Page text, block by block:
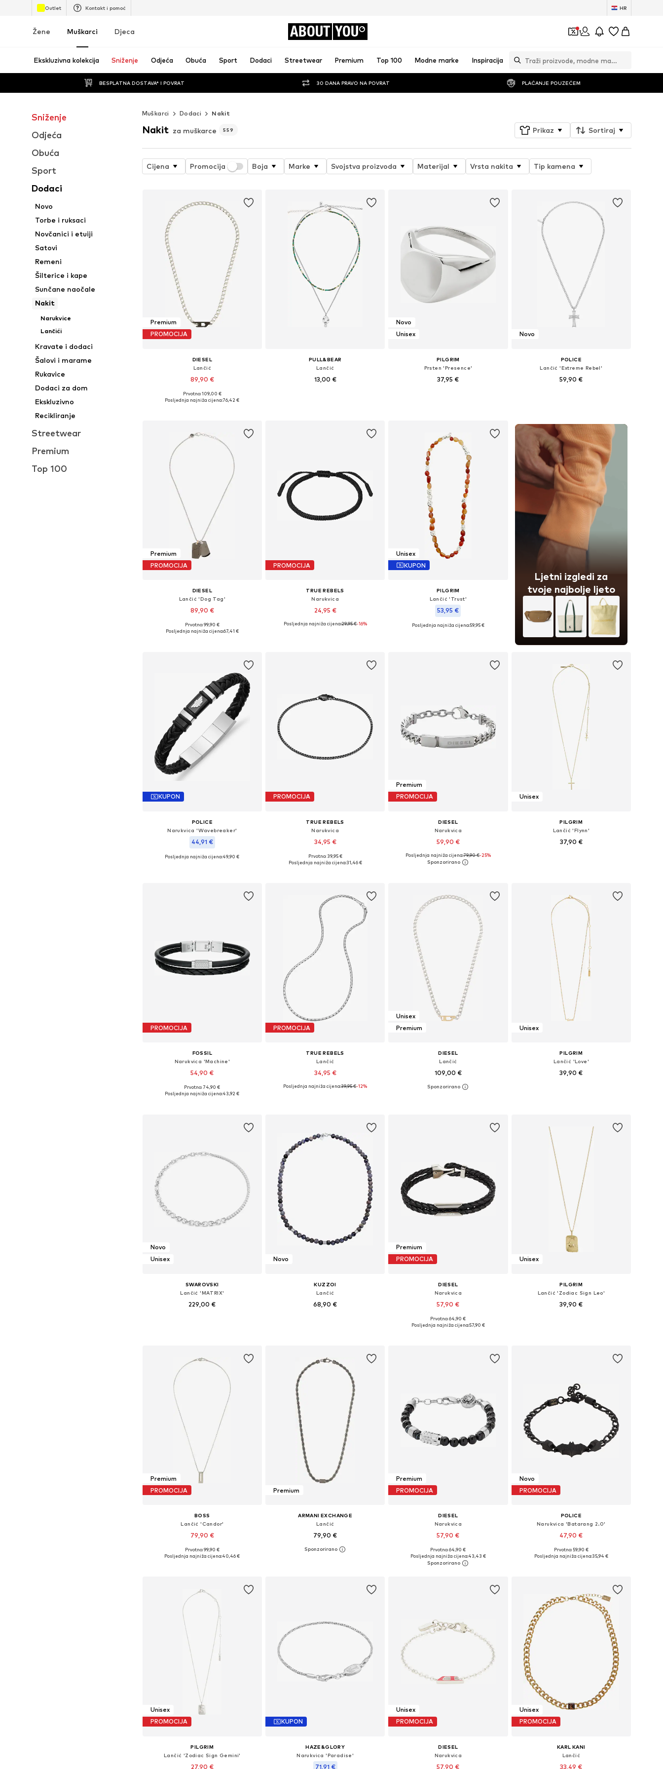
Outlet Kontakt i pomoć HR
Žene Muškarci Djeca ABOUT YOU 1
Ekskluzivna kolekcija Sniženje Odjeća Obuća Sport Dodaci Streetwear Premium Top 100 Modne marke Inspiracija
BESPLATNA DOSTAVA* I POVRAT 30 DANA PRAVO NA POVRAT PLAĆANJE POUZEĆEM
Sniženje
Odjeća
Obuća
Sport
Dodaci
Novo
Torbe i ruksaci
Novčanici i etuiji
Satovi
Remeni
Šilterice i kape
Sunčane naočale
Nakit
Narukvice
Lančići
Kravate i dodaci
Šalovi i marame
Rukavice
Dodaci za dom
Ekskluzivno
Recikliranje
Streetwear
Premium
Top 100
Muškarci Dodaci Nakit
Nakit za muškarce 559 Prikaz Sortiraj
Cijena Promocija Boja Marke Svojstva proizvoda Materijal Vrsta nakita Tip kamena
Premium
PROMOCIJA
DIESEL
Lančić
89,90 €
Dostupne veličine: One Size
Prvotno: 109,00 €
Posljednja najniža cijena:76,42 €
PULL&BEAR
Lančić
13,00 €
Novo
Unisex
PILGRIM
Prsten 'Presence'
37,95 €
Novo
POLICE
Lančić 'Extreme Rebel'
59,90 €
Premium
PROMOCIJA
DIESEL
Lančić 'Dog Tag'
89,90 €
Dostupne veličine: One Size
Prvotno: 99,90 €
Posljednja najniža cijena:67,41 €
PROMOCIJA
TRUE REBELS
Narukvica
24,95 €
Dostupne veličine: One Size
Posljednja najniža cijena:29,95 €-16%
Unisex
KUPON
PILGRIM
Lančić 'Trust'
53,95 €
Dostupne veličine: One Size
Posljednja najniža cijena:59,95 €
Ljetni izgledi za
tvoje najbolje ljeto
KUPON
POLICE
Narukvica 'Wavebreaker'
44,91 €
Dostupne veličine: 19 cm
Posljednja najniža cijena:49,90 €
PROMOCIJA
TRUE REBELS
Narukvica
34,95 €
Dostupne veličine: 19, 21
Prvotno: 39,95 €
Posljednja najniža cijena:31,46 €
Premium
PROMOCIJA
DIESEL
Narukvica
59,90 €
Dostupne veličine: One Size
Posljednja najniža cijena:79,90 €-25%
Unisex
PILGRIM
Lančić 'Flynn'
37,90 €
PROMOCIJA
FOSSIL
Narukvica 'Machine'
54,90 €
Dostupne veličine: One Size
Prvotno: 74,90 €
Posljednja najniža cijena:43,92 €
PROMOCIJA
TRUE REBELS
Lančić
34,95 €
Dostupne veličine: 50
Posljednja najniža cijena:39,95 €-12%
Unisex
Premium
DIESEL
Lančić
109,00 €
Dostupne veličine: One Size
Unisex
PILGRIM
Lančić 'Love'
39,90 €
Novo
Unisex
SWAROVSKI
Lančić 'MATRIX'
229,00 €
Novo
KUZZOI
Lančić
68,90 €
Premium
PROMOCIJA
DIESEL
Narukvica
57,90 €
Dostupne veličine: One Size
Prvotno: 64,90 €
Posljednja najniža cijena:57,90 €
Unisex
PILGRIM
Lančić 'Zodiac Sign Leo'
39,90 €
Premium
PROMOCIJA
BOSS
Lančić 'Candor'
79,90 €
Dostupne veličine: One Size
Prvotno: 99,90 €
Posljednja najniža cijena:40,46 €
Premium
ARMANI EXCHANGE
Lančić
79,90 €
Dostupne veličine: One Size
Premium
PROMOCIJA
DIESEL
Narukvica
57,90 €
Dostupne veličine: One Size
Dodaj u košaricu
Prvotno: 64,90 €
Posljednja najniža cijena:43,43 €
Novo
PROMOCIJA
POLICE
Narukvica 'Batarang 2.0'
47,90 €
Dostupne veličine: 1
Prvotno: 59,90 €
Posljednja najniža cijena:35,94 €
Unisex
PROMOCIJA
PILGRIM
Lančić 'Zodiac Sign Gemini'
27,90 €
KUPON
HAZE&GLORY
Narukvica 'Paradise'
71,91 €
Unisex
PROMOCIJA
DIESEL
Narukvica
57,90 €
Unisex
PROMOCIJA
KARL KANI
Lančić
33,49 €